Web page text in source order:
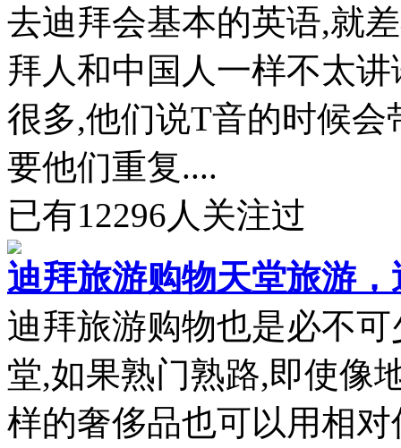
去迪拜会基本的英语,就
拜人和中国人一样不太
很多,他们说T音的时候
要他们重复....
已有12296人关注过
迪拜旅游购物天堂旅游
迪拜旅游购物也是必不
堂,如果熟门熟路,即使像
样的奢侈品也可以用相